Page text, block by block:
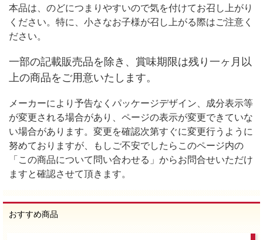
本品は、のどにつまりやすいので気を付けてお召し上がり
ください。特に、小さなお子様が召し上がる際はご注意く
ださい。
一部の記載販売品を除き、賞味期限は残り一ヶ月以
上の商品をご用意いたします。
メーカーにより予告なくパッケージデザイン、成分表示等
が変更される場合があり、ページの表示が変更できていな
い場合があります。変更を確認次第すぐに変更行うように
努めておりますが、もしご不安でしたらこのページ内の
「この商品について問い合わせる」からお問合せいただけ
ますと確認させて頂きます。
おすすめ商品